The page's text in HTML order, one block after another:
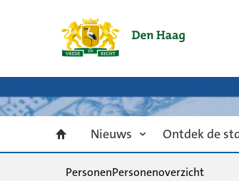
Nieuws Ontdek de
PersonenPersonenoverzicht